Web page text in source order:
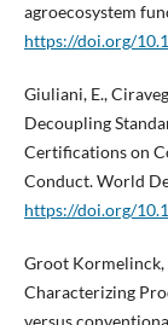
agroecosystem
https://doi.org/
Giuliani, E.,
Decoupling
Certifications on
Conduct. World
https://doi.org/
Groot Kormelinck,
Characterizing